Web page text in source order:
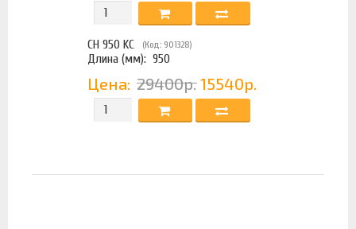
CH 950 KC (Код: 901328)
Длина (мм): 950
Цена: 29400р. 15540р.